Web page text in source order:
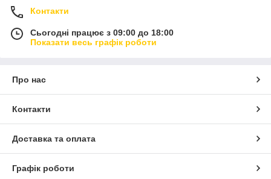
Контакти
Сьогодні працює з 09:00 до 18:00
Показати весь графік роботи
Про нас
Контакти
Доставка та оплата
Графік роботи